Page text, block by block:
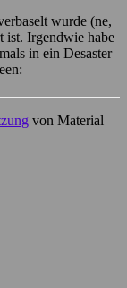
wurde (ne,
ist. Irgendwie habe
in ein Desaster
von Material